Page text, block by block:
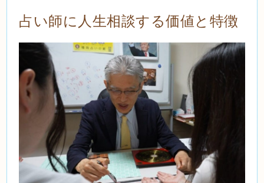
占い師に人生相談する価値と特徴